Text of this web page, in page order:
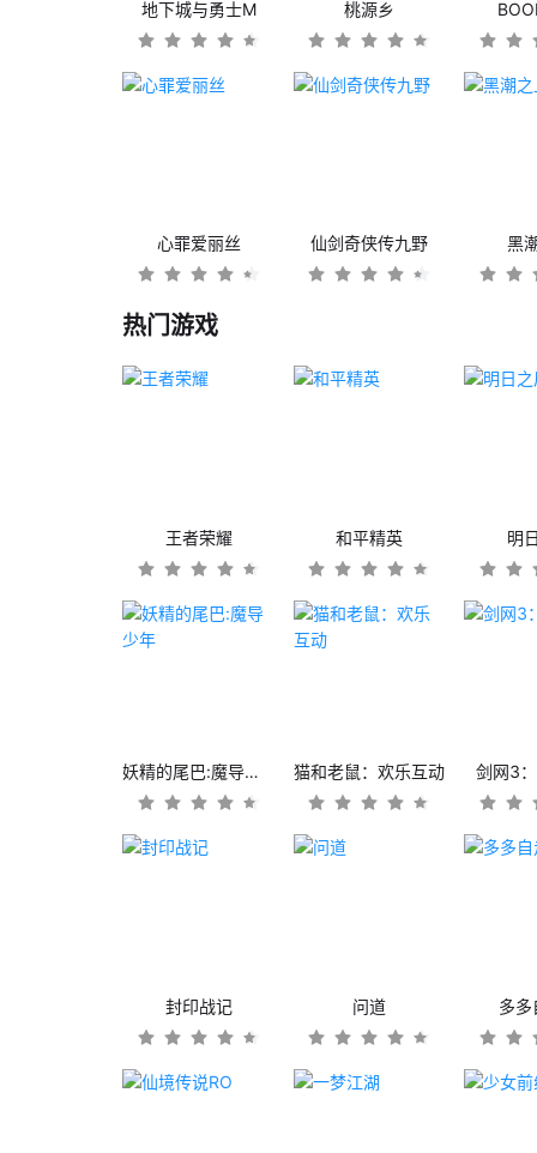
地下城与勇士M 桃源乡
心罪爱丽丝 仙剑奇侠传九野 黑
热门游戏
王者荣耀 和平精英 明
妖精的尾巴:魔导少年 猫和老鼠：欢乐互动 剑网3
封印战记 问道 多多